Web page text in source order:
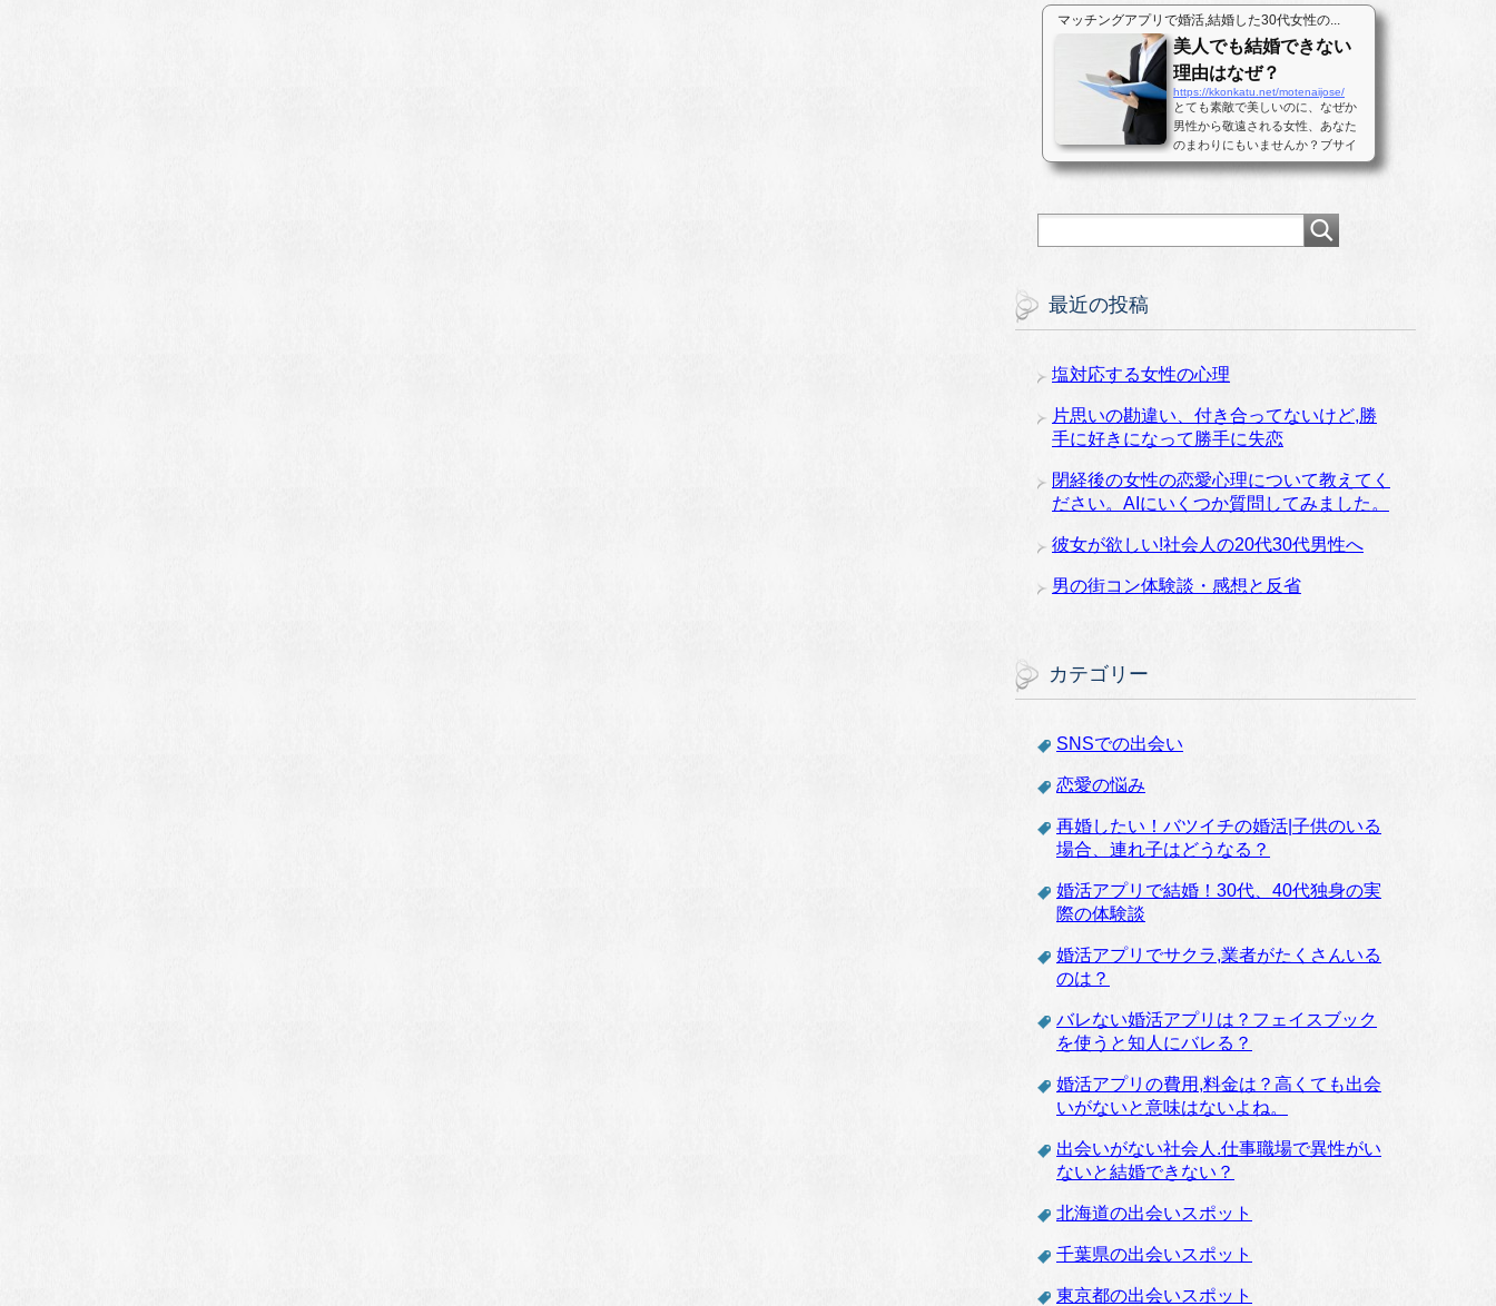
ません。これは女性から「あなた
とはナイ」と断られた日に送られ
てきた写真です。最後まで結末を
読んで...
マッチングアプリで婚活,結婚した30代女性の...
美人でも結婚できない
理由はなぜ？
https://kkonkatu.net/motenaijose/
とても素敵で美しいのに、なぜか
男性から敬遠される女性、あなた
のまわりにもいませんか？ブサイ
クな顔なのでモテない。男性に人
って来ない女性、あるいは付き合
っても直ぐに男性が逃げ出す女性
最近の投稿
塩対応する女性の心理
片思いの勘違い、付き合ってないけど,勝
手に好きになって勝手に失恋
閉経後の女性の恋愛心理について教えてく
ださい。AIにいくつか質問してみました。
彼女が欲しい!社会人の20代30代男性へ
男の街コン体験談・感想と反省
カテゴリー
SNSでの出会い
恋愛の悩み
再婚したい！バツイチの婚活|子供のいる
場合、連れ子はどうなる？
婚活アプリで結婚！30代、40代独身の実
際の体験談
婚活アプリでサクラ,業者がたくさんいる
のは？
バレない婚活アプリは？フェイスブック
を使うと知人にバレる？
婚活アプリの費用,料金は？高くても出会
いがないと意味はないよね。
出会いがない社会人.仕事職場で異性がい
ないと結婚できない？
北海道の出会いスポット
千葉県の出会いスポット
東京都の出会いスポット